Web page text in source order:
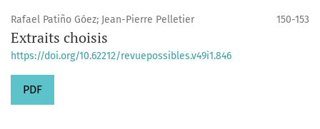
Rafael Patiño Góez; Jean-Pierre Pelletier 150-153
Extraits choisis
https://doi.org/10.62212/revuepossibles.v49i1.846
PDF